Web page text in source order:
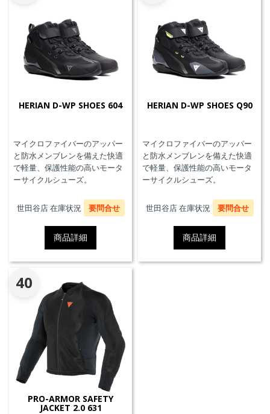
HERIAN D-WP SHOES 604
マイクロファイバーのアッパー
と防水メンブレンを備えた快適
で軽量、保護性能の高いモータ
ーサイクルシューズ。
世田谷店 在庫状況 要問合せ
商品詳細
HERIAN D-WP SHOES Q90
マイクロファイバーのアッパー
と防水メンブレンを備えた快適
で軽量、保護性能の高いモータ
ーサイクルシューズ。
世田谷店 在庫状況 要問合せ
商品詳細
40
PRO-ARMOR SAFETY
JACKET 2.0 631